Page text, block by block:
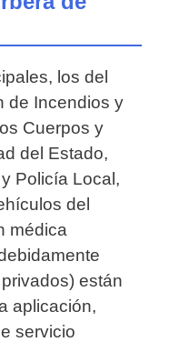
los del
de Incendios y
Cuerpos y
del Estado,
Policía Local,
del
médica
están
aplicación,
servicio